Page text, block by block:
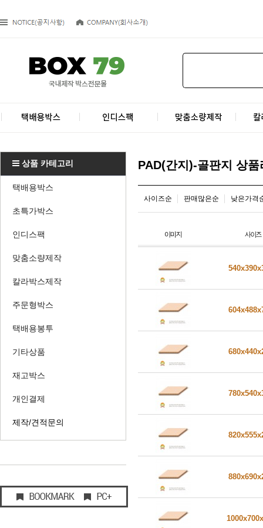
상품 카테고리
택배용박스
초특가박스
인디스팩
맞춤소량제작
칼라박스제작
주문형박스
택배용봉투
기타상품
재고박스
개인결제
제작/견적문의
PAD(간지)-골판지 상품
사이즈순 판매많은순 낮은가격